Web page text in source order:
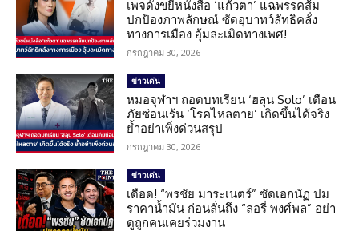
เพจดังขยี้หนังสือ ‘แก้วตา’ แฉพรรคส้ม
ปกป้องภาพลักษณ์ ซัดอุบาทว์ลัทธิคลั่ง
ทางการเมือง อุ้มละเมิดทางเพศ!
กรกฎาคม 30, 2026
ข่าวเด่น
หมอจุฬาฯ ถอดบทเรียน ‘ฮลุน Solo’ เตือน
ภัยซ่อนเร้น ‘โรคไหลตาย’ เกิดขึ้นได้จริง
ย้ำอย่าเพิ่งด่วนสรุป
กรกฎาคม 30, 2026
ข่าวเด่น
เดือด! “พรชัย มาระเนตร์” ซัดเอกนัฏ ปม
ราคาน้ำมัน ก่อนลั่นถึง “ลอรี่ พงศ์พล” อย่า
ดูถูกคนเคยร่วมงาน